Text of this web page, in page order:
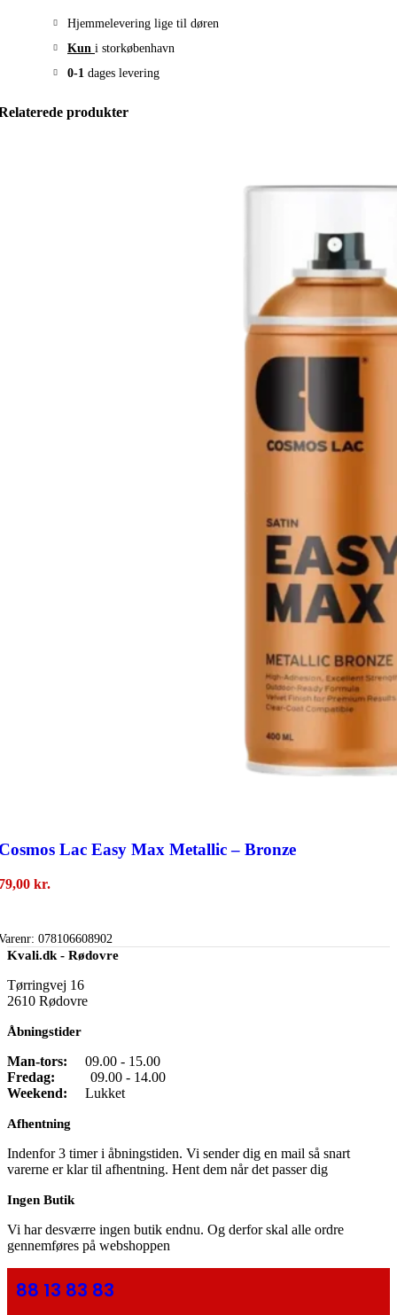
Hjemmelevering lige til døren
Kun i storkøbenhavn
0-1 dages levering
produkter
Lac Easy Max Metallic – Bronze
kr.
078106608902
Kvali.dk - Rødovre
Tørringvej 16
2610 Rødovre
Åbningstider
Man-tors: 09.00 - 15.00
Fredag: 09.00 - 14.00
Weekend: Lukket
Afhentning
Indenfor 3 timer i åbningstiden. Vi sender dig en mail så snart
varerne er klar til afhentning. Hent dem når det passer dig
Ingen Butik
Vi har desværre ingen butik endnu. Og derfor skal alle ordre
gennemføres på webshoppen
88 13 83 83